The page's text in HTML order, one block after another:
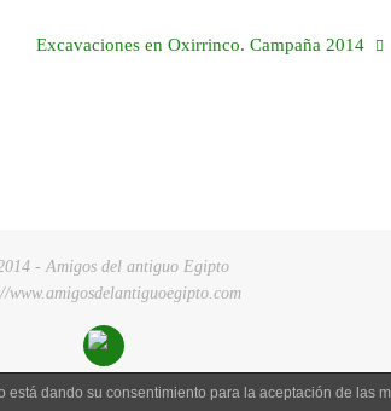
Excavaciones en Oxirrinco. Campaña 2014
- Amigos del antiguo Egipto
www.amigosdelantiguoegipto.com
dando su consentimiento para la aceptación de las